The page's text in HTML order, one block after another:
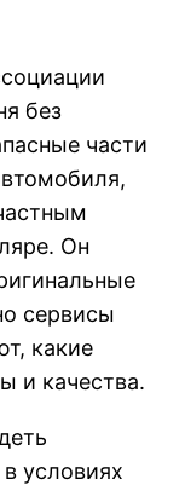
без
части
Он
сервисы
какие
и качества.
условиях